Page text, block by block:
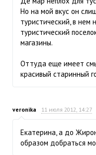
Но на мой вкус он
туристический, в нем
туристический
магазины.
Оттуда еще имеет
красивый старинный
veronika 11 июля 2012, 14:27
Екатерина, а до
образом добраться